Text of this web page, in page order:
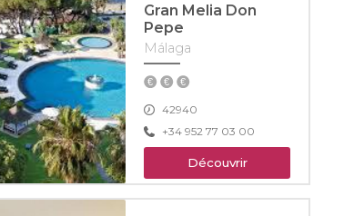
Gran Melia Don
Pepe
Málaga
42940
+34 952 77 03 00
Découvrir